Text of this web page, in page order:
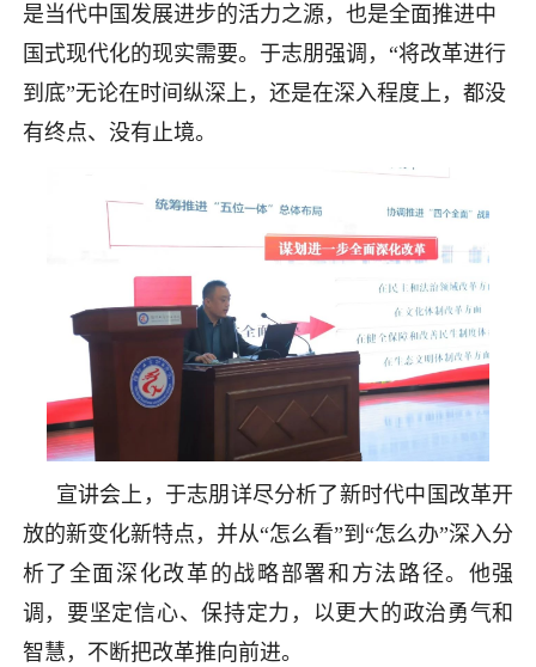
是当代中国发展进步的活力之源，也是全面推进中
国式现代化的现实需要。于志朋强调，“将改革进行
到底”无论在时间纵深上，还是在深入程度上，都没
有终点、没有止境。
宣讲会上，于志朋详尽分析了新时代中国改革开
放的新变化新特点，并从“怎么看”到“怎么办”深入分
析了全面深化改革的战略部署和方法路径。他强
调，要坚定信心、保持定力，以更大的政治勇气和
智慧，不断把改革推向前进。